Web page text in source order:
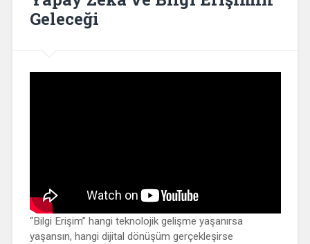
Geleceği
“Bilgi Erişim” hangi teknolojik gelişme yaşanırsa
yaşansın, hangi dijital dönüşüm gerçekleşirse